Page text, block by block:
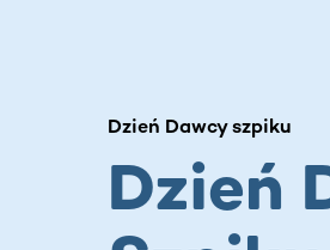
Dzień Dawcy szpiku
Dzień